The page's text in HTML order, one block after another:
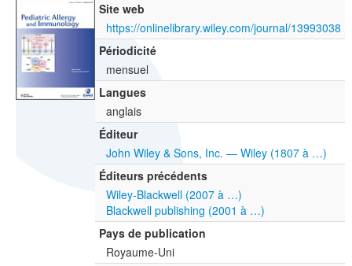
Site web
https://onlinelibrary.wiley.com/journal/13993038
Périodicité
mensuel
Langues
anglais
Éditeur
John Wiley & Sons, Inc. — Wiley (1807 à …)
Éditeurs précédents
Wiley-Blackwell (2007 à …)
Blackwell publishing (2001 à …)
Pays de publication
Royaume-Uni